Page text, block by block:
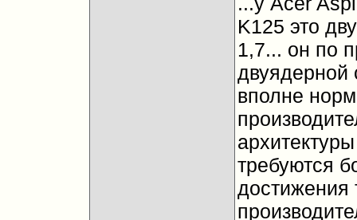
K125 это
1,7... он по
двуядерной
вполне
требуются
достижения